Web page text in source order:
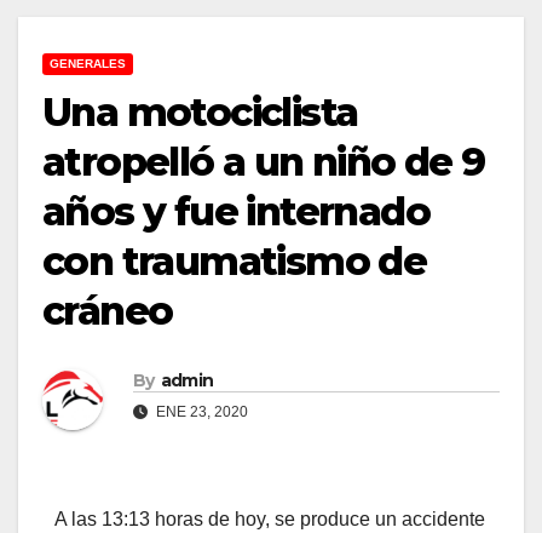
GENERALES
Una motociclista
atropelló a un niño de 9
años y fue internado
con traumatismo de
cráneo
By admin
ENE 23, 2020
A las 13:13 horas de hoy, se produce un accidente